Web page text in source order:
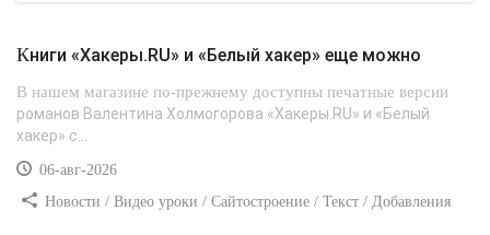
Книги «Хакеры.RU» и «Белый хакер» еще можно
В нашем магазине по-прежнему доступны печатные версии
романов Валентина Холмогорова «Хакеры.RU» и «Белый
хакер» с...
06-авг-2026
Новости / Видео уроки / Сайтостроение / Текст / Добавления